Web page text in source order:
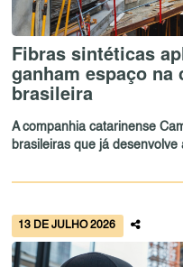
Fibras sintéticas
ganham espaço
brasileira
A companhia catarinense
brasileiras que já desenvolve
13 DE JULHO 2026